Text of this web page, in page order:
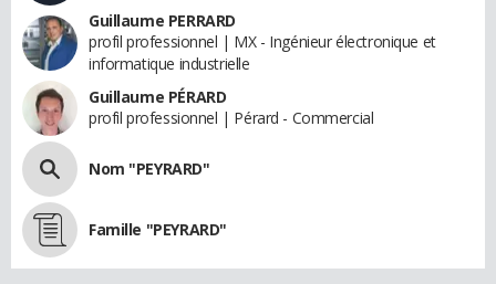
Guillaume PERRARD
profil professionnel | MX - Ingénieur électronique et
informatique industrielle
Guillaume PÉRARD
profil professionnel | Pérard - Commercial
Nom "PEYRARD"
Famille "PEYRARD"